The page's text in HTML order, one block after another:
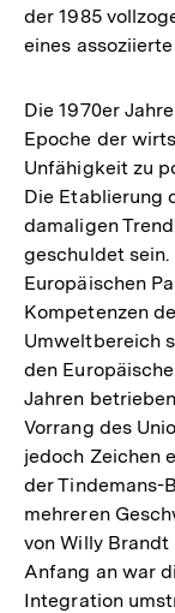
der 1985
eines
Die 1970er
Epoche der
Unfähigkeit zu
Die Etablierung
damaligen
geschuldet
Europäischen
Kompetenzen
Umweltbereich
den
Jahren
Vorrang des
jedoch Zeichen
der Tindemans-
mehreren
von Willy Brandt
Anfang an war
Integration